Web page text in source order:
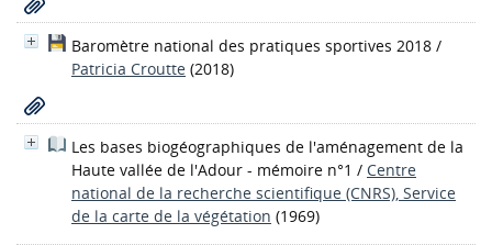
Baromètre national des pratiques sportives 2018 /
Patricia Croutte (2018)
Les bases biogéographiques de l'aménagement de la
Haute vallée de l'Adour - mémoire n°1 / Centre
national de la recherche scientifique (CNRS), Service
de la carte de la végétation (1969)